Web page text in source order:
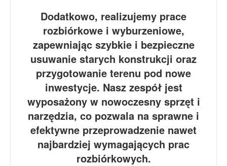
Dodatkowo, realizujemy prace
rozbiórkowe i wyburzeniowe,
zapewniając szybkie i bezpieczne
usuwanie starych konstrukcji oraz
przygotowanie terenu pod nowe
inwestycje. Nasz zespół jest
wyposażony w nowoczesny sprzęt i
narzędzia, co pozwala na sprawne i
efektywne przeprowadzenie nawet
najbardziej wymagających prac
rozbiórkowych.